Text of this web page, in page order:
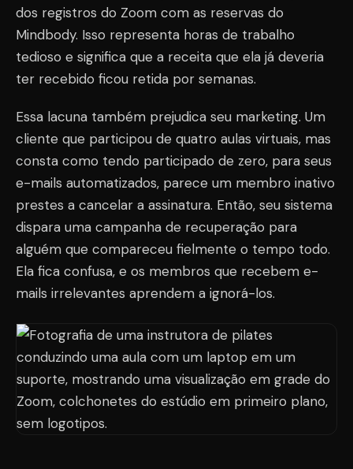
dos registros do Zoom com as reservas do
Mindbody. Isso representa horas de trabalho
tedioso e significa que a receita que ela já deveria
ter recebido ficou retida por semanas.
Essa lacuna também prejudica seu marketing. Um
cliente que participou de quatro aulas virtuais, mas
consta como tendo participado de zero, para seus
e-mails automatizados, parece um membro inativo
prestes a cancelar a assinatura. Então, seu sistema
dispara uma campanha de recuperação para
alguém que compareceu fielmente o tempo todo.
Ela fica confusa, e os membros que recebem e-
mails irrelevantes aprendem a ignorá-los.